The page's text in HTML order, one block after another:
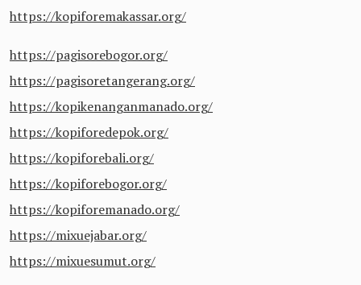
https://kopiforemakassar.org/
https://pagisorebogor.org/
https://pagisoretangerang.org/
https://kopikenanganmanado.org/
https://kopiforedepok.org/
https://kopiforebali.org/
https://kopiforebogor.org/
https://kopiforemanado.org/
https://mixuejabar.org/
https://mixuesumut.org/